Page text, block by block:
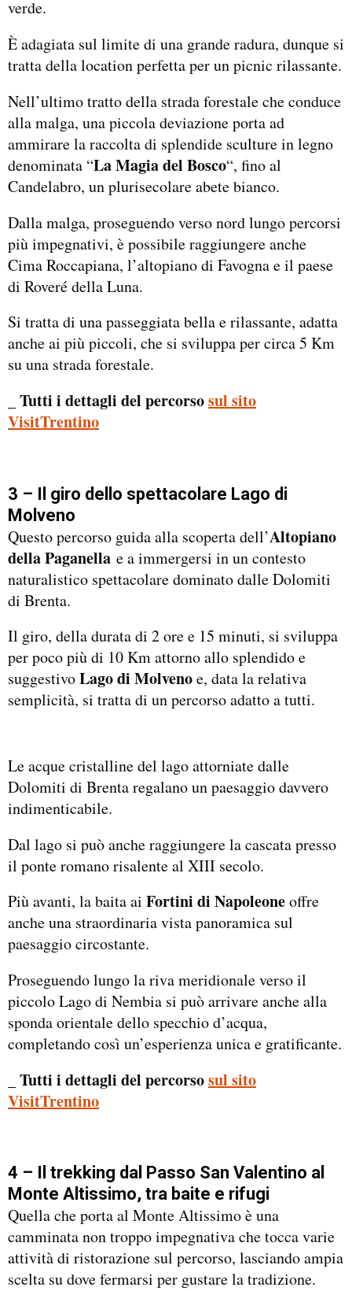
verde.
È adagiata sul limite di una grande radura, dunque si
tratta della location perfetta per un picnic rilassante.
Nell’ultimo tratto della strada forestale che conduce
alla malga, una piccola deviazione porta ad
ammirare la raccolta di splendide sculture in legno
denominata “La Magia del Bosco“, fino al
Candelabro, un plurisecolare abete bianco.
Dalla malga, proseguendo verso nord lungo percorsi
più impegnativi, è possibile raggiungere anche
Cima Roccapiana, l’altopiano di Favogna e il paese
di Roveré della Luna.
Si tratta di una passeggiata bella e rilassante, adatta
anche ai più piccoli, che si sviluppa per circa 5 Km
su una strada forestale.
_ Tutti i dettagli del percorsosul sito
VisitTrentino
3 – Il giro dello spettacolare Lago di
Molveno
Questo percorso guida alla scoperta dell’Altopiano
della Paganella e a immergersi in un contesto
naturalistico spettacolare dominato dalle Dolomiti
di Brenta.
Il giro, della durata di 2 ore e 15 minuti, si sviluppa
per poco più di 10 Km attorno allo splendido e
suggestivoLago di Molvenoe, data la relativa
semplicità, si tratta di un percorso adatto a tutti.
Le acque cristalline del lago attorniate dalle
Dolomiti di Brenta regalano un paesaggio davvero
indimenticabile.
Dal lago si può anche raggiungere la cascata presso
il ponte romano risalente al XIII secolo.
Più avanti, la baita ai Fortini di Napoleoneoffre
anche una straordinaria vista panoramica sul
paesaggio circostante.
Proseguendo lungo la riva meridionale verso il
piccolo Lago di Nembia si può arrivare anche alla
sponda orientale dello specchio d’acqua,
completando così un’esperienza unica e gratificante.
_ Tutti i dettagli del percorsosul sito
VisitTrentino
4 – Il trekking dal Passo San Valentino al
Monte Altissimo, tra baite e rifugi
Quella che porta al Monte Altissimo è una
camminata non troppo impegnativa che tocca varie
attività di ristorazione sul percorso, lasciando ampia
scelta su dove fermarsi per gustare la tradizione.